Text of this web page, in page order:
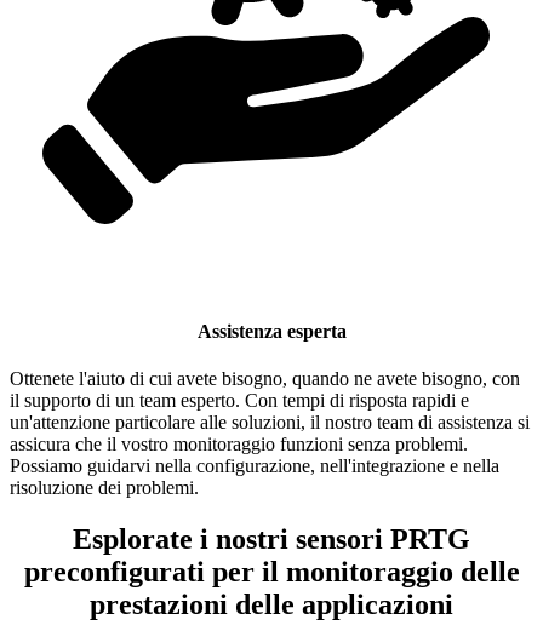
Assistenza esperta
Ottenete l'aiuto di cui avete bisogno, quando ne avete bisogno, con
il supporto di un team esperto. Con tempi di risposta rapidi e
un'attenzione particolare alle soluzioni, il nostro team di assistenza si
assicura che il vostro monitoraggio funzioni senza problemi.
Possiamo guidarvi nella configurazione, nell'integrazione e nella
risoluzione dei problemi.
Esplorate i nostri sensori PRTG
preconfigurati per il monitoraggio delle
prestazioni delle applicazioni